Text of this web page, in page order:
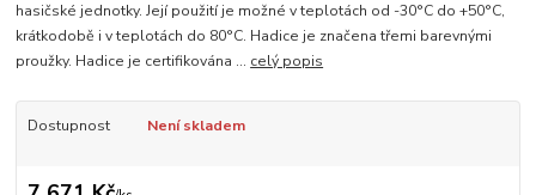
hasičské jednotky. Její použití je možné v teplotách od -30°C do +50°C,
krátkodobě i v teplotách do 80°C. Hadice je značena třemi barevnými
proužky. Hadice je certifikována ... celý popis
Dostupnost Není skladem